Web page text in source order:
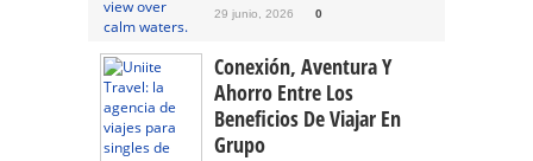
29 junio, 2026 0
Conexión, Aventura Y
Ahorro Entre Los
Beneficios De Viajar En
Grupo